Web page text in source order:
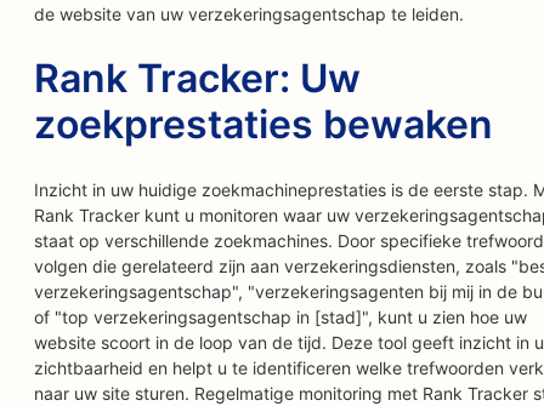
de website van uw verzekeringsagentschap te leiden.
Rank Tracker: Uw
zoekprestaties bewaken
Inzicht in uw huidige zoekmachineprestaties is de eerste stap.
Rank Tracker kunt u monitoren waar uw
staat op verschillende zoekmachines. Door specifieke
volgen die gerelateerd zijn aan verzekeringsdiensten, zoals
verzekeringsagentschap", "verzekeringsagenten bij mij in de
of "top verzekeringsagentschap in [stad]", kunt u zien hoe uw
website scoort in de loop van de tijd. Deze tool geeft inzicht in
zichtbaarheid en helpt u te identificeren welke trefwoorden
naar uw site sturen. Regelmatige monitoring met Rank Tracker